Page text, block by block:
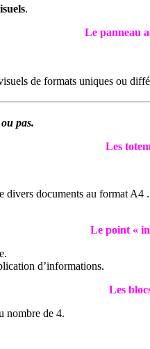
.
Le panneau
de formats uniques ou
pas.
Les
divers documents au format
Le point «
d’informations.
Les
nombre de 4.